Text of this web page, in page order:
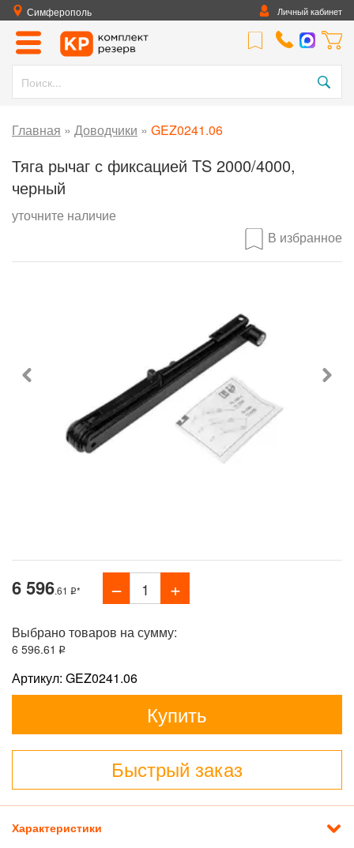
Симферополь Личный кабинет
Главная » Доводчики » GEZ0241.06
Тяга рычаг с фиксацией TS 2000/4000,
черный
уточните наличие
В избранное
6 596.61 *
Выбрано товаров на сумму:
6 596.61
Артикул: GEZ0241.06
Купить
Быстрый заказ
Характеристики